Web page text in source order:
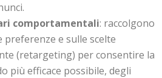
comportamentali: raccolgono
e sulle scelte
(retargeting) per consentire la
più efficace possibile, degli